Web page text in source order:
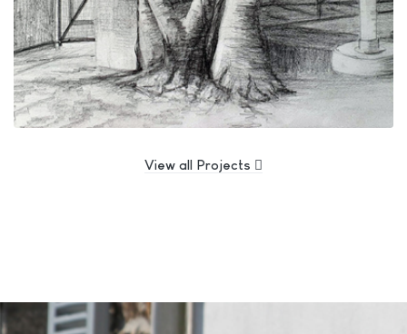
View all Projects